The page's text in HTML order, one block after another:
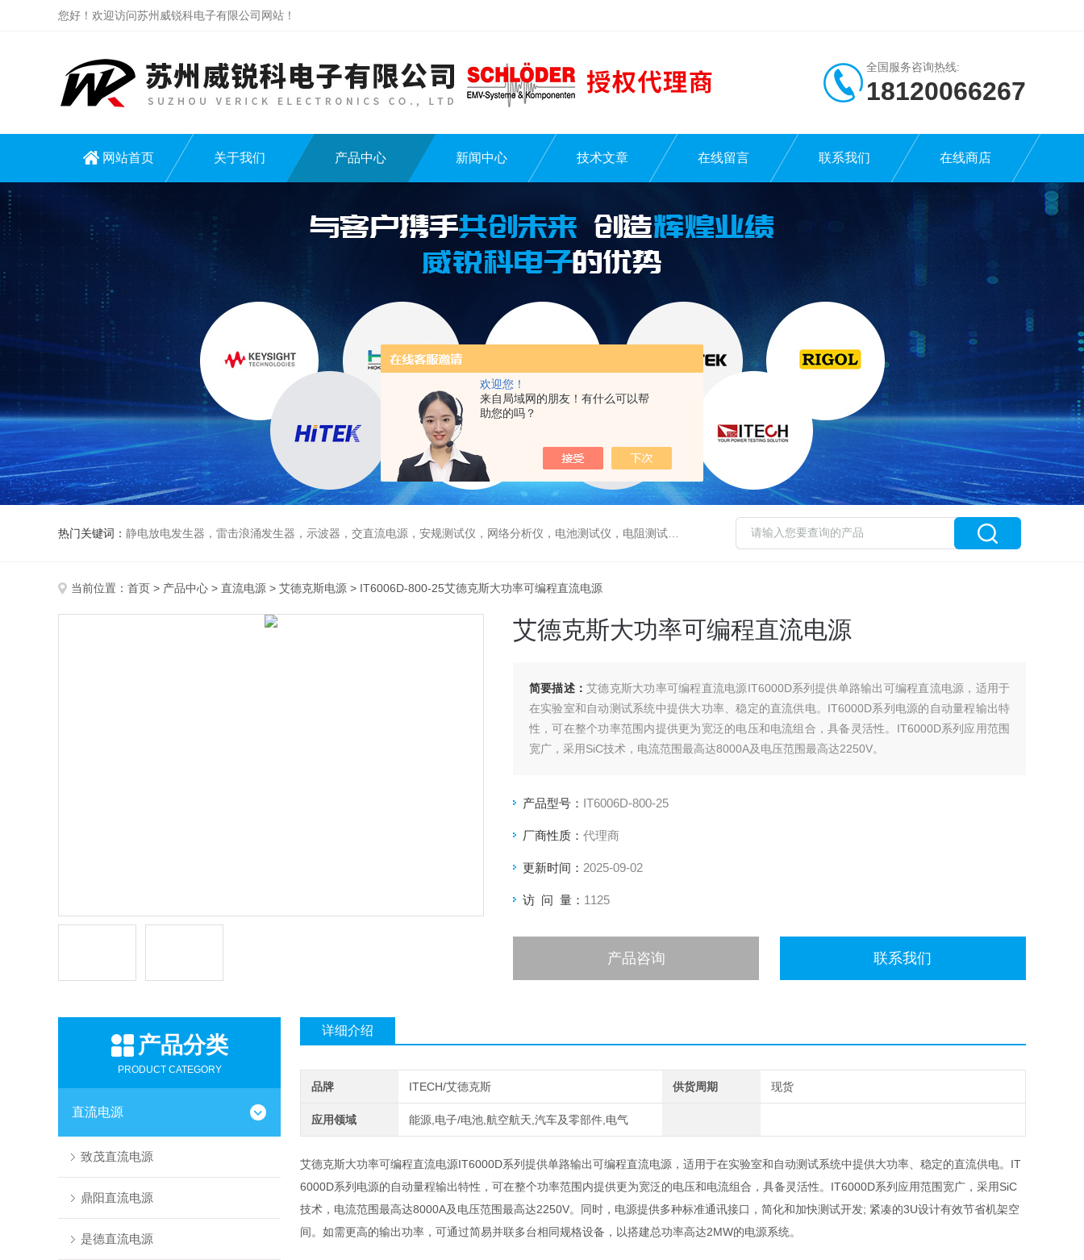
欢迎您！
来自局域网的朋友！有什么可以帮
助您的吗？
您好！欢迎访问苏州威锐科电子有限公司网站！
全国服务咨询热线:
18120066267
网站首页 关于我们 产品中心 新闻中心 技术文章 在线留言 联系我们 在线商店
热门关键词： 静电放电发生器，雷击浪涌发生器，示波器，交直流电源，安规测试仪，网络分析仪，电池测试仪，电阻测试仪，数据采集仪
当前位置： 首页 > 产品中心 > 直流电源 > 艾德克斯电源 > IT6006D-800-25艾德克斯大功率可编程直流电源
艾德克斯大功率可编程直流电源
简要描述：艾德克斯大功率可编程直流电源IT6000D系列提供单路输出可编程直流电源，适用于
在实验室和自动测试系统中提供大功率、稳定的直流供电。IT6000D系列电源的自动量程输出特
性，可在整个功率范围内提供更为宽泛的电压和电流组合，具备灵活性。IT6000D系列应用范围
宽广，采用SiC技术，电流范围最高达8000A及电压范围最高达2250V。
产品型号： IT6006D-800-25
厂商性质： 代理商
更新时间： 2025-09-02
访 问 量： 1125
产品咨询 联系我们
产品分类
PRODUCT CATEGORY
直流电源
致茂直流电源
鼎阳直流电源
是德直流电源
详细介绍
品牌 ITECH/艾德克斯 供货周期 现货
应用领域 能源,电子/电池,航空航天,汽车及零部件,电气
艾德克斯大功率可编程直流电源IT6000D系列提供单路输出可编程直流电源，适用于在实验室和自动测试系统中提供大功率、稳定的直流供电。IT
6000D系列电源的自动量程输出特性，可在整个功率范围内提供更为宽泛的电压和电流组合，具备灵活性。IT6000D系列应用范围宽广，采用SiC
技术，电流范围最高达8000A及电压范围最高达2250V。同时，电源提供多种标准通讯接口，简化和加快测试开发; 紧凑的3U设计有效节省机架空
间。如需更高的输出功率，可通过简易并联多台相同规格设备，以搭建总功率高达2MW的电源系统。